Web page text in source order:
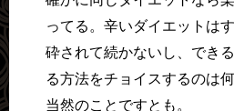
ってる。辛いダイエットは
砕されて続かないし、でき
る方法をチョイスするのは
当然のことですとも。